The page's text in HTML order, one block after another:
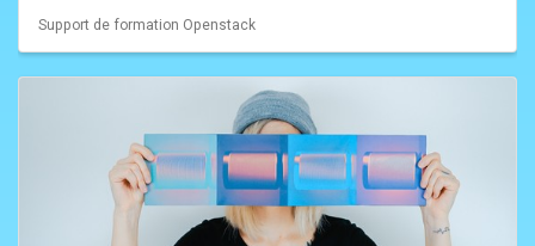
Support de formation Openstack